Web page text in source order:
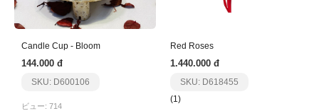
Candle Cup - Bloom
144.000 đ
SKU: D600106
ビュー: 714
Red Roses
1.440.000 đ
SKU: D618455
(1)